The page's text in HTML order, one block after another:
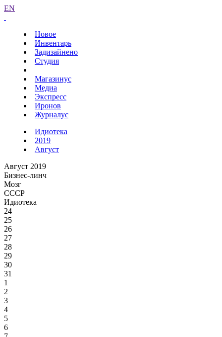
EN
Новое
Инвентарь
Задизайнено
Студия
Магазинус
Медиа
Экспресс
Иронов
Журналус
Идиотека
2019
Август
Август 2019
Бизнес-линч
Мозг
СССР
Идиотека
24
25
26
27
28
29
30
31
1
2
3
4
5
6